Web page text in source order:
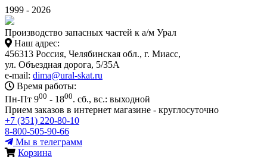
1999 - 2026
Производство запасных частей к а/м Урал
Наш адрес:
456313 Россия, Челябинская обл., г. Миасс,
ул. Объездная дорога, 5/35А
e-mail: dima@ural-skat.ru
Время работы:
Пн-Пт 900 - 1800. сб., вс.: выходной
Прием заказов в интернет магазине - круглосуточно
+7 (351) 220-80-10
8-800-505-90-66
Мы в телеграмм
Корзина